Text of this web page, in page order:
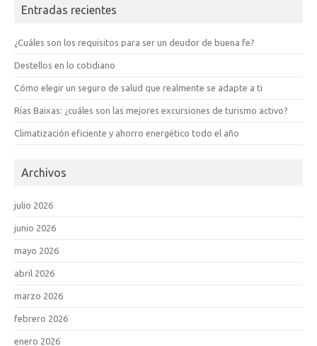
Entradas recientes
¿Cuáles son los requisitos para ser un deudor de buena fe?
Destellos en lo cotidiano
Cómo elegir un seguro de salud que realmente se adapte a ti
Rías Baixas: ¿cuáles son las mejores excursiones de turismo activo?
Climatización eficiente y ahorro energético todo el año
Archivos
julio 2026
junio 2026
mayo 2026
abril 2026
marzo 2026
febrero 2026
enero 2026